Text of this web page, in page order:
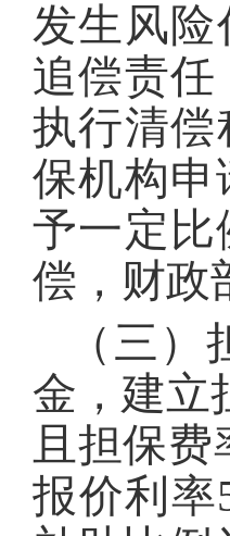
发生风险
追偿责任
执行清偿
保机构申
予一定比
偿，财政
（三
金，建立
且担保费
报价利率